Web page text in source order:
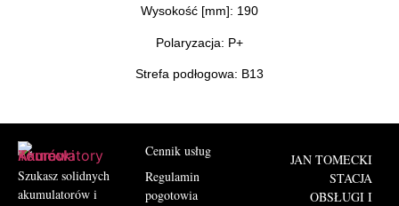
Wysokość [mm]: 190
Polaryzacja: P+
Strefa podłogowa: B13
Szukasz solidnych
akumulatorów i
Cennik usług
Regulamin
pogotowia
JAN TOMECKI
STACJA
OBSŁUGI I